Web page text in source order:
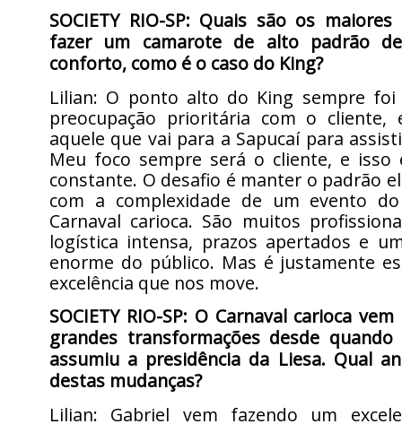
SOCIETY RIO-SP: Quais são os
fazer um camarote de alto padrão
conforto, como é o caso do King?
Lilian: O ponto alto do King sempre
preocupação prioritária com o cliente,
aquele que vai para a Sapucaí para
Meu foco sempre será o cliente, e isso
constante. O desafio é manter o padrão
com a complexidade de um evento
Carnaval carioca. São muitos
logística intensa, prazos apertados e
enorme do público. Mas é justamente
excelência que nos move.
SOCIETY RIO-SP: O Carnaval carioca
grandes transformações desde quando
assumiu a presidência da Liesa. Qual
destas mudanças?
Lilian: Gabriel vem fazendo um